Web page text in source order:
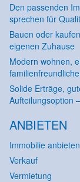
Den passenden
sprechen für
Bauen oder
eigenen Zuhause
Modern wohnen,
Solide Erträge,
Aufteilungsoption
ANBIETEN
Immobilie anbieten
Verkauf
Vermietung